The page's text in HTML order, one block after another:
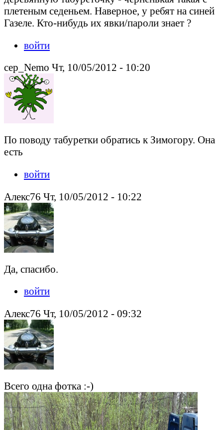
плетеным седеньем. Наверное, у ребят на синей
Газеле. Кто-нибудь их явки/пароли знает ?
войти
cep_Nemo Чт, 10/05/2012 - 10:20
По поводу табуретки обратись к Зимогору. Она
есть
войти
Алекс76 Чт, 10/05/2012 - 10:22
Да, спасибо.
войти
Алекс76 Чт, 10/05/2012 - 09:32
Всего одна фотка :-)